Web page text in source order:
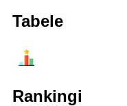
Tabele
Rankingi